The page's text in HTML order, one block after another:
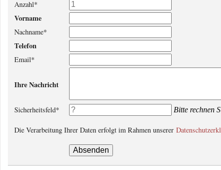
Anzahl*
Vorname
Nachname*
Telefon
Email*
Ihre Nachricht
Sicherheitsfeld* Bitte rechnen
Die Verarbeitung Ihrer Daten erfolgt im Rahmen unserer